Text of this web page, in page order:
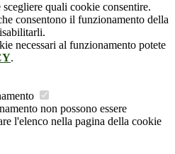
quali cookie consentire.
consentono il funzionamento della
necessari al funzionamento potete
.
non possono essere
l'elenco nella pagina della cookie